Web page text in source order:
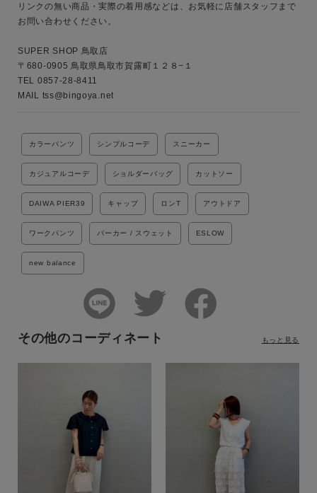
ブランド
リンクの無い商品・実際の着用感などは、お気軽に店舗スタッフまで
お問い合わせください。
SUPER SHOP 鳥取店
〒680-0905 鳥取県鳥取市賀露町１２８−１
TEL 0857-28-8411
MAIL tss@bingoya.net
カラーパンツ シンプルコーデ スニーカー
カジュアルコーデ ショルダーバッグ カットソー
DAIWA PIER39 キャップ ロンT アウトドア
ワークパンツ パーカー / スウェット ESLOW
new balance
その他のコーディネート もっと見る